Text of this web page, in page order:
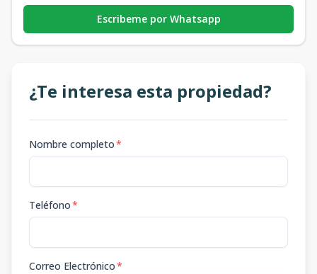
Escribeme por Whatsapp
¿Te interesa esta propiedad?
Nombre completo*
Teléfono*
Correo Electrónico*